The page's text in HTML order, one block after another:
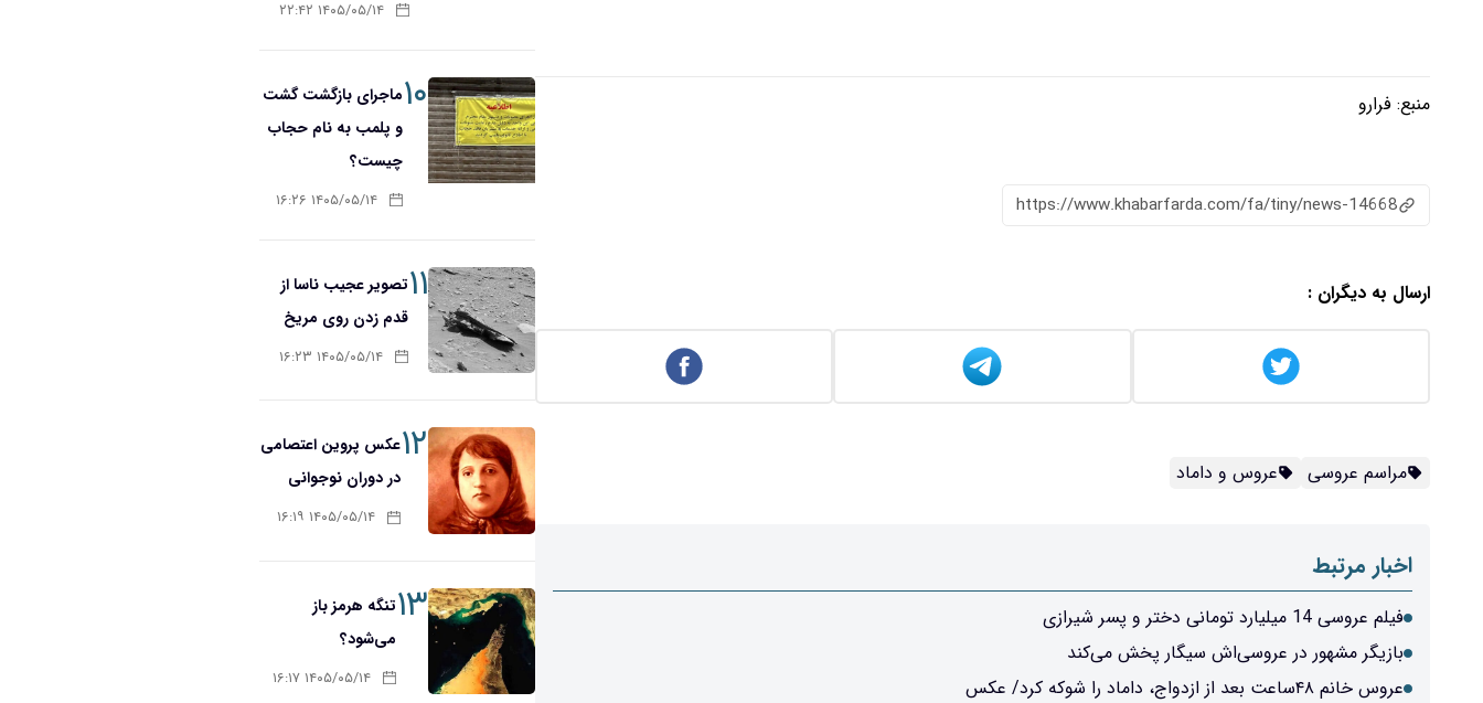
منبع: فرارو
https://www.khabarfarda.com/fa/tiny/news-14668
ارسال به دیگران :
مراسم عروسی عروس و داماد
اخبار مرتبط
فیلم عروسی 14 میلیارد تومانی دختر و پسر شیرازی
بازیگر مشهور در عروسی‌اش سیگار پخش می‌کند
عروس خانم ۴۸ساعت بعد از ازدواج، داماد را شوکه کرد/ عکس
۱۴۰۵/۰۵/۱۴ ۲۲:۴۲
۱۰ماجرای بازگشت گشت
و پلمب به نام حجاب
چیست؟
۱۴۰۵/۰۵/۱۴ ۱۶:۲۶
۱۱تصویر عجیب ناسا از
قدم زدن روی مریخ
۱۴۰۵/۰۵/۱۴ ۱۶:۲۳
۱۲عکس پروین اعتصامی
در دوران نوجوانی
۱۴۰۵/۰۵/۱۴ ۱۶:۱۹
۱۳تنگه هرمز باز
می‌شود؟
۱۴۰۵/۰۵/۱۴ ۱۶:۱۷